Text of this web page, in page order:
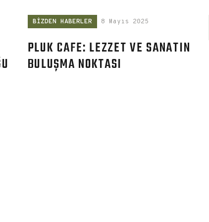
BIZDEN HABERLER 8 Mayıs 2025
PLUK CAFE: LEZZET VE SANATIN
BULUŞMA NOKTASI